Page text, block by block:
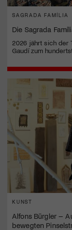
SAGRADA FAMÍLIA
Die Sagrada
2026 jährt sich der
Gaudí zum
KUNST
Alfons Bürgler –
bewegten